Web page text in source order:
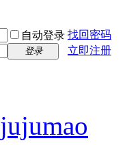
自动登录 找回密码
登录 立即注册
jujumao